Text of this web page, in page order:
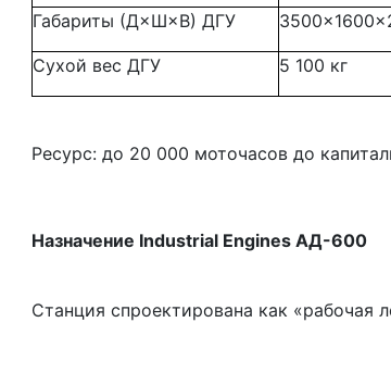
Габариты (Д×Ш×В) ДГУ
Сухой вес ДГУ 5 100 кг
Ресурс: до 20 000 моточасов до
Назначение Industrial Engines АД-600
Станция спроектирована как «рабочая